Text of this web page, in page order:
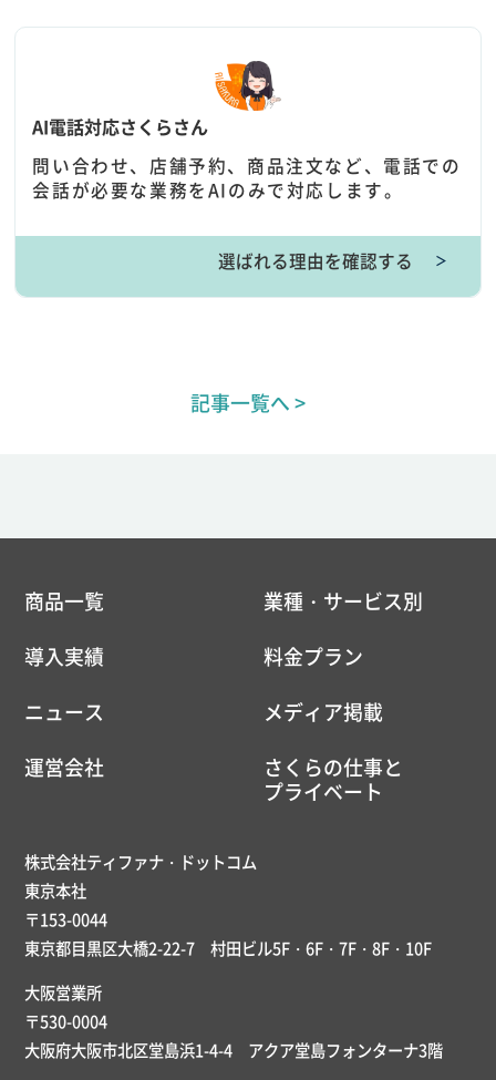
AI電話対応さくらさん
問い合わせ、店舗予約、商品注文など、電話での
会話が必要な業務をAIのみで対応します。
選ばれる理由を確認する ＞
記事一覧へ >
商品一覧
業種・サービス別
導入実績
料金プラン
ニュース
メディア掲載
運営会社
さくらの仕事と
プライベート
株式会社ティファナ・ドットコム
東京本社
〒153-0044
東京都目黒区大橋2-22-7 村田ビル5F・6F・7F・8F・10F
大阪営業所
〒530-0004
大阪府大阪市北区堂島浜1-4-4 アクア堂島フォンターナ3階